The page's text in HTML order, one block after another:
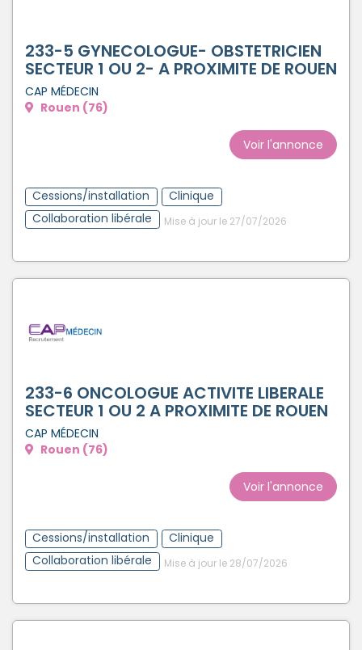
233-5 GYNECOLOGUE- OBSTETRICIEN
SECTEUR 1 OU 2- A PROXIMITE DE ROUEN
CAP MÉDECIN
Rouen (76)
Voir l'annonce
Cessions/installation
Clinique
Collaboration libérale
Mise à jour le 27/07/2026
233-6 ONCOLOGUE ACTIVITE LIBERALE
SECTEUR 1 OU 2 A PROXIMITE DE ROUEN
CAP MÉDECIN
Rouen (76)
Voir l'annonce
Cessions/installation
Clinique
Collaboration libérale
Mise à jour le 28/07/2026